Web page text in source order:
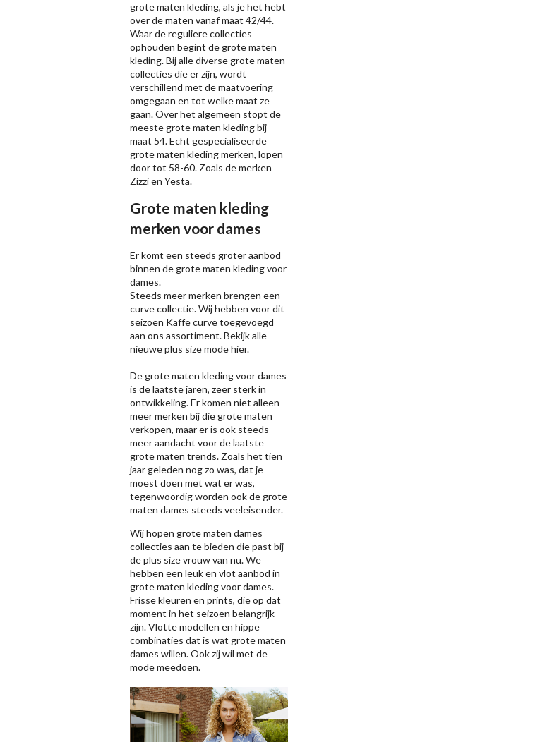
grote maten kleding, als je het hebt
over de maten vanaf maat 42/44.
Waar de reguliere collecties
ophouden begint de grote maten
kleding. Bij alle diverse grote maten
collecties die er zijn, wordt
verschillend met de maatvoering
omgegaan en tot welke maat ze
gaan. Over het algemeen stopt de
meeste grote maten kleding bij
maat 54. Echt gespecialiseerde
grote maten kleding merken, lopen
door tot 58-60. Zoals de merken
Zizzien Yesta.
Grote maten kleding
merken voor dames
Er komt een steeds groter aanbod
binnen de grote maten kleding voor
dames.
Steeds meer merken brengen een
curve collectie. Wij hebben voor dit
seizoen Kaffecurve toegevoegd
aan ons assortiment. Bekijk alle
nieuweplus size modehier.
De grote maten kleding voor dames
is de laatste jaren, zeer sterk in
ontwikkeling. Er komen niet alleen
meer merken bij die grote maten
verkopen, maar er is ook steeds
meer aandacht voor de laatste
grote maten trends. Zoals het tien
jaar geleden nog zo was, dat je
moest doen met wat er was,
tegenwoordig worden ook de grote
maten dames steeds veeleisender.
Wij hopen grote maten dames
collecties aan te bieden die past bij
de plus size vrouw van nu. We
hebben een leuk en vlot aanbod in
grote maten kleding voor dames.
Frisse kleuren en prints, die op dat
moment in het seizoen belangrijk
zijn. Vlotte modellen en hippe
combinaties dat is wat grote maten
dames willen. Ook zij wil met de
mode meedoen.